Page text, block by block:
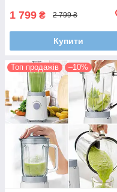
1 799 ₴ 2 799 ₴
Купити
Топ продажів –10%